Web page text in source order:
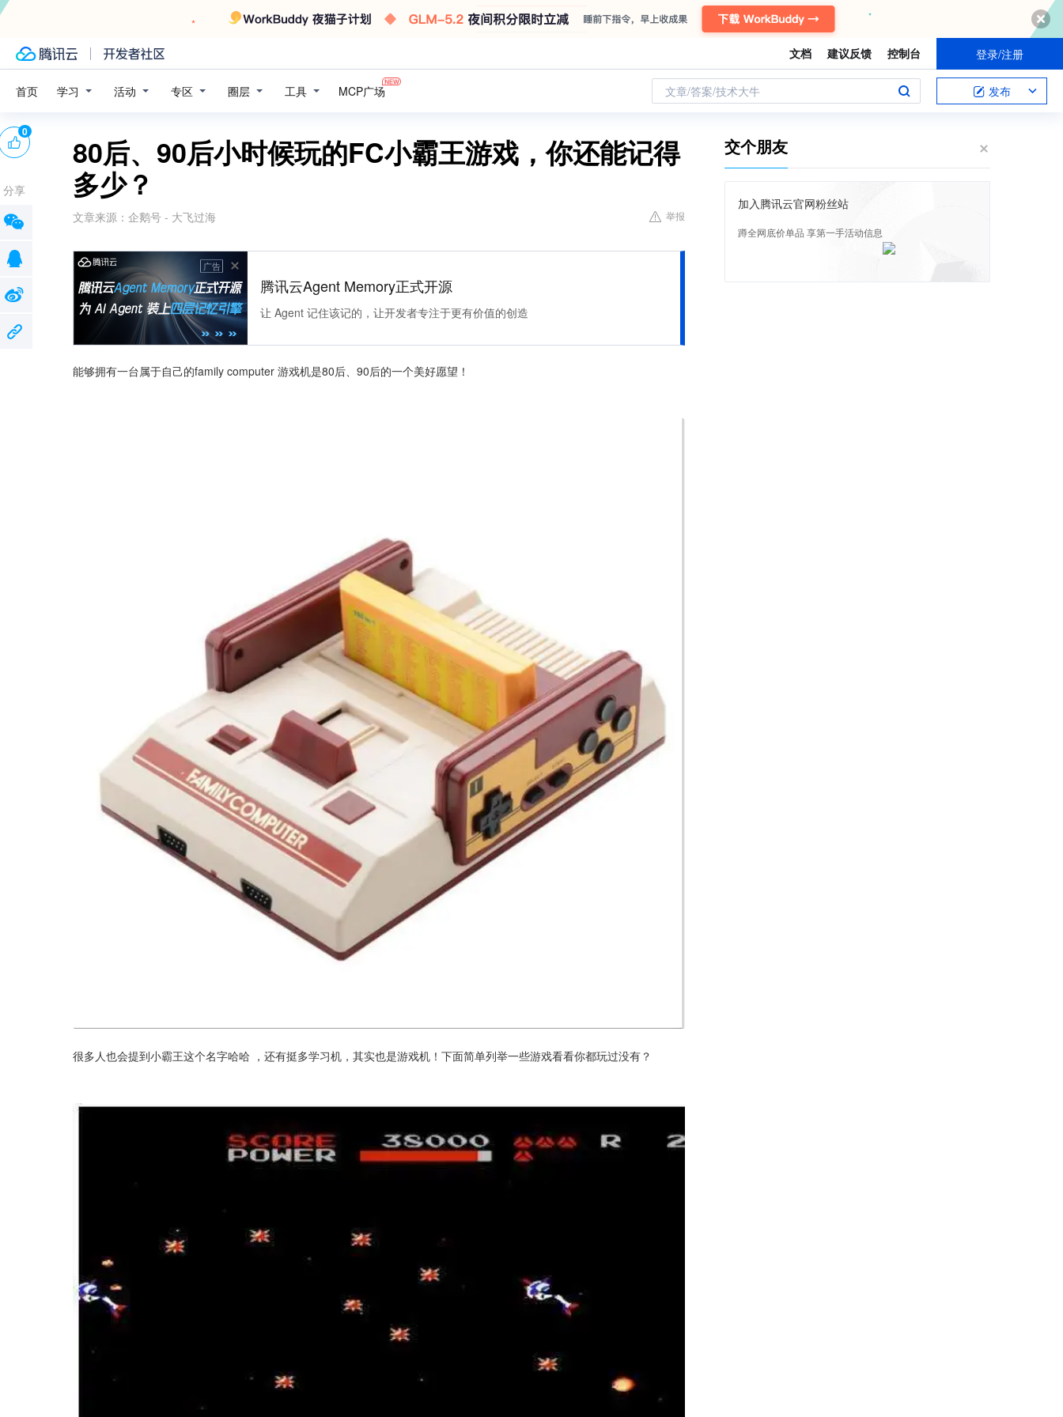
文档 建议反馈 控制台 登录/注册
首页 学习 活动 专区 圈层 工具 MCP广场 文章/答案/技术大牛 发布
80后、90后小时候玩的FC小霸王游戏，你还能记得
多少？
文章来源： 企鹅号 - 大飞过海 举报
广告
腾讯云Agent Memory正式开源
让 Agent 记住该记的，让开发者专注于更有价值的创造
能够拥有一台属于自己的family computer 游戏机是80后、90后的一个美好愿望！
很多人也会提到小霸王这个名字哈哈 ，还有挺多学习机，其实也是游戏机！下面简单列举一些游戏看看你都玩过没有？
0
分享
交个朋友
加入腾讯云官网粉丝站
蹲全网底价单品 享第一手活动信息